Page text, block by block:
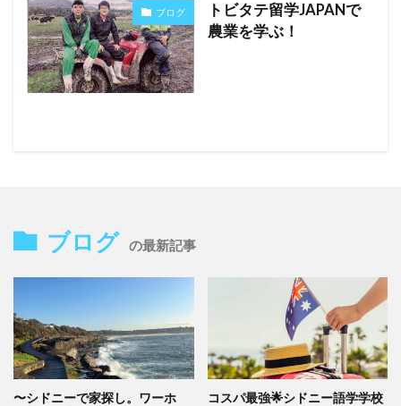
ブログ
トビタテ留学JAPANで
農業を学ぶ！
ブログ の最新記事
〜シドニーで家探し。ワーホ
コスパ最強🌟シドニー語学学校